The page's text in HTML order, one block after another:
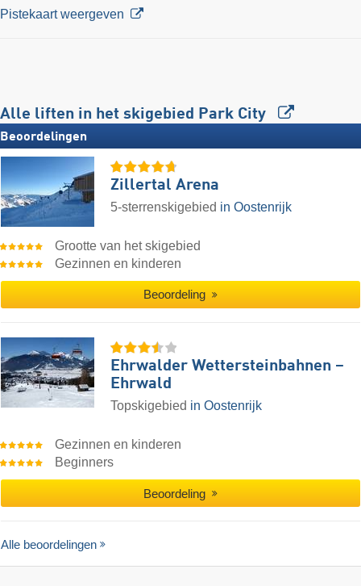
Pistekaart weergeven
Alle liften in het skigebied Park City
Beoordelingen
Zillertal Arena
5-sterrenskigebied in Oostenrijk
Grootte van het skigebied
Gezinnen en kinderen
Beoordeling
Ehrwalder Wettersteinbahnen –
Ehrwald
Topskigebied in Oostenrijk
Gezinnen en kinderen
Beginners
Beoordeling
Alle beoordelingen